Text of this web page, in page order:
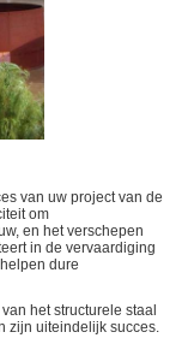
van uw project van de
om
en het verschepen
in de vervaardiging
dure
het structurele staal
zijn uiteindelijk succes.